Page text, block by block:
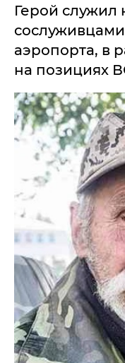
Герой
аэропорта, в
на позициях